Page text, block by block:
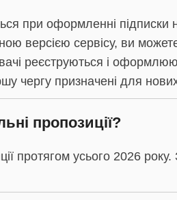
при оформленні
версією сервісу, ви
реєструються і
чергу призначені для
пропозиції?
протягом усього 2026